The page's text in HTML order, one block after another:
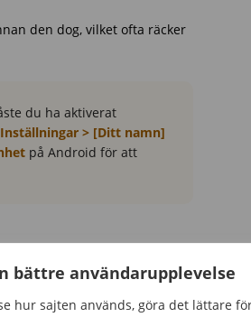
bättre användarupplevelse
hur sajten används, göra det lättare
den dog, vilket ofta räcker
du ha aktiverat
Inställningar > [Ditt namn]
på Android för att
tjänsterna från Apple och
skiljer sig åt.